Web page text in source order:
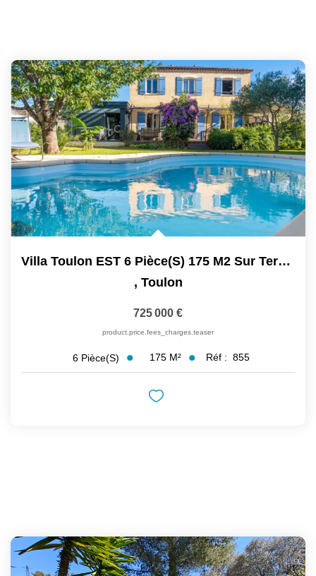
Villa Toulon EST 6 Pièce(s) 175 M2 Sur Terrain De 620m2...
, Toulon
725 000 €
product.price.fees_charges.teaser
6 Pièce(s) 175 M² Réf : 855